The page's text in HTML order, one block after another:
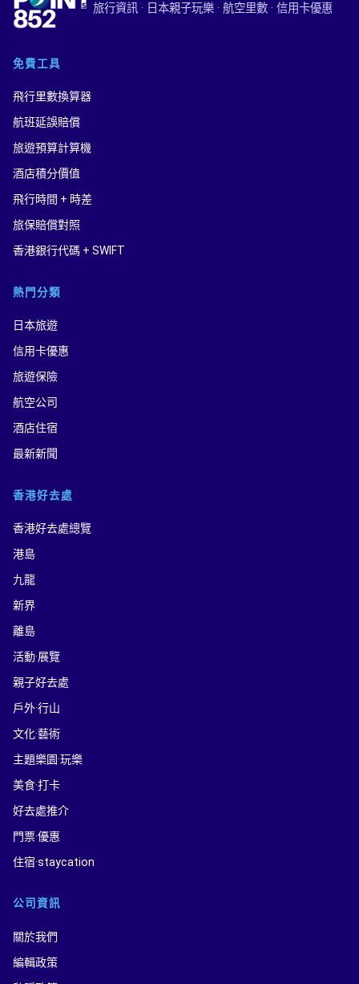
旅行資訊 · 日本親子玩樂 · 航空里數 · 信用卡優惠
免費工具
飛行里數換算器
航班延誤賠償
旅遊預算計算機
酒店積分價值
飛行時間 + 時差
旅保賠償對照
香港銀行代碼 + SWIFT
熱門分類
日本旅遊
信用卡優惠
旅遊保險
航空公司
酒店住宿
最新新聞
香港好去處
香港好去處總覽
港島
九龍
新界
離島
活動·展覽
親子好去處
戶外·行山
文化·藝術
主題樂園·玩樂
美食·打卡
好去處推介
門票·優惠
住宿·staycation
公司資訊
關於我們
編輯政策